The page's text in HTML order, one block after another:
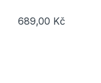
689,00 Kč
Tento produkt má